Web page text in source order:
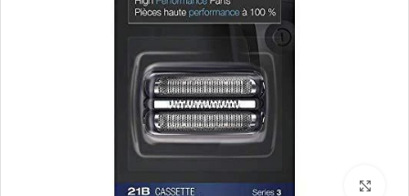
بزرگنمایی تصویر